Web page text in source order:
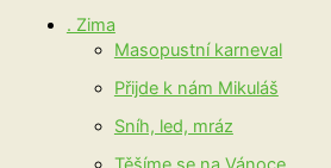
. Zima
Masopustní karneval
Přijde k nám Mikuláš
Sníh, led, mráz